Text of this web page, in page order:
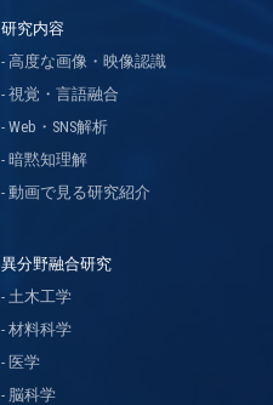
研究内容
高度な画像・映像認識
視覚・言語融合
Web・SNS解析
暗黙知理解
動画で見る研究紹介
異分野融合研究
土木工学
材料科学
医学
脳科学